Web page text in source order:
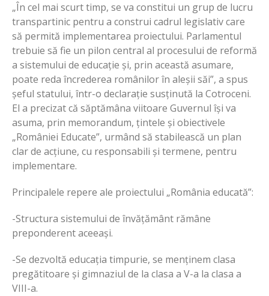
„În cel mai scurt timp, se va constitui un grup de lucru
transpartinic pentru a construi cadrul legislativ care
să permită implementarea proiectului. Parlamentul
trebuie să fie un pilon central al procesului de reformă
a sistemului de educație și, prin această asumare,
poate reda încrederea românilor în aleșii săi”, a spus
șeful statului, într-o declarație susținută la Cotroceni.
El a precizat că săptămâna viitoare Guvernul își va
asuma, prin memorandum, țintele și obiectivele
„României Educate”, urmând să stabilească un plan
clar de acțiune, cu responsabili și termene, pentru
implementare.
Principalele repere ale proiectului „România educată”:
-Structura sistemului de învățământ rămâne
preponderent aceeași.
-Se dezvoltă educația timpurie, se menținem clasa
pregătitoare și gimnaziul de la clasa a V-a la clasa a
VIII-a.